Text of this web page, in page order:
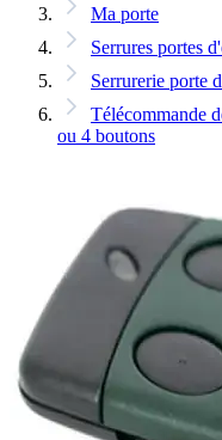
Ma porte
Serrures portes
Serrurerie porte
Télécommande
ou 4 boutons